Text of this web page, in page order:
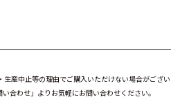
出発地時刻はスケルトンのローズ
産中止等の理由でご購入いただけない場合がござい
合わせ」よりお気軽にお問い合わせください。